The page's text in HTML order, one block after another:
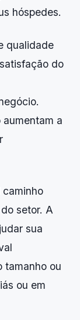
hóspedes.
qualidade
do
a
setor. A
sua
tamanho ou
ou em